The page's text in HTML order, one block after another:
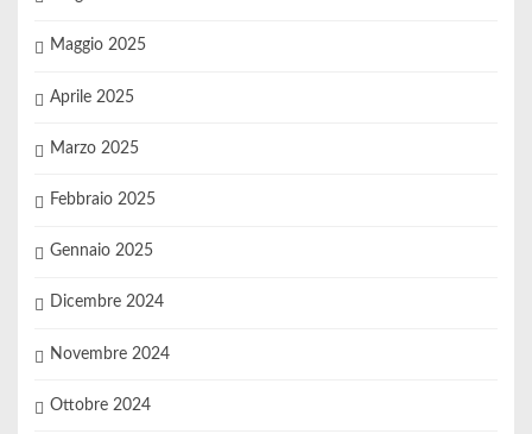
Maggio 2025
Aprile 2025
Marzo 2025
Febbraio 2025
Gennaio 2025
Dicembre 2024
Novembre 2024
Ottobre 2024